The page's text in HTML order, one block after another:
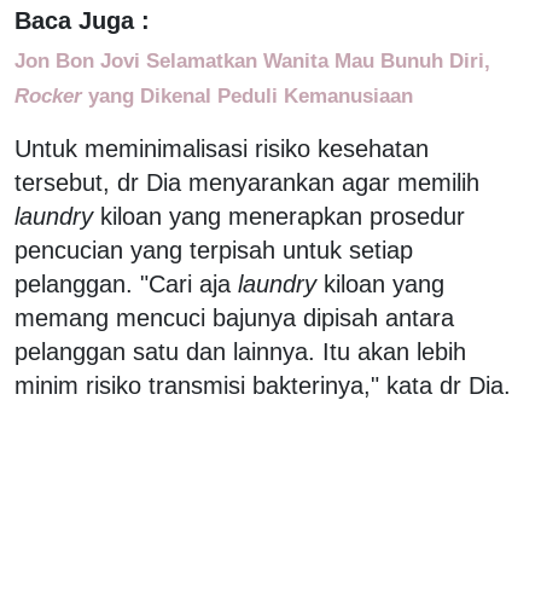
Baca Juga :
Jon Bon Jovi Selamatkan Wanita Mau Bunuh Diri,
Rockeryang Dikenal Peduli Kemanusiaan
Untuk meminimalisasi risiko kesehatan
tersebut, dr Dia menyarankan agar memilih
laundrykiloan yang menerapkan prosedur
pencucian yang terpisah untuk setiap
pelanggan. "Cari aja laundrykiloan yang
memang mencuci bajunya dipisah antara
pelanggan satu dan lainnya. Itu akan lebih
minim risiko transmisi bakterinya," kata dr Dia.